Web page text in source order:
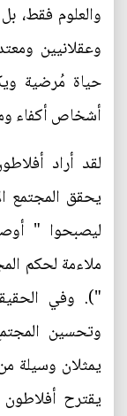
والعلوم فقط،
وعقلانيين
حياة مُرضية
أشخاص أكفاء
لقد أراد
يحقق المجتمع
ليصبحوا "
ملاءمة لحكم
"). وفي
وتحسين
يمثلان وسيلة
يقترح